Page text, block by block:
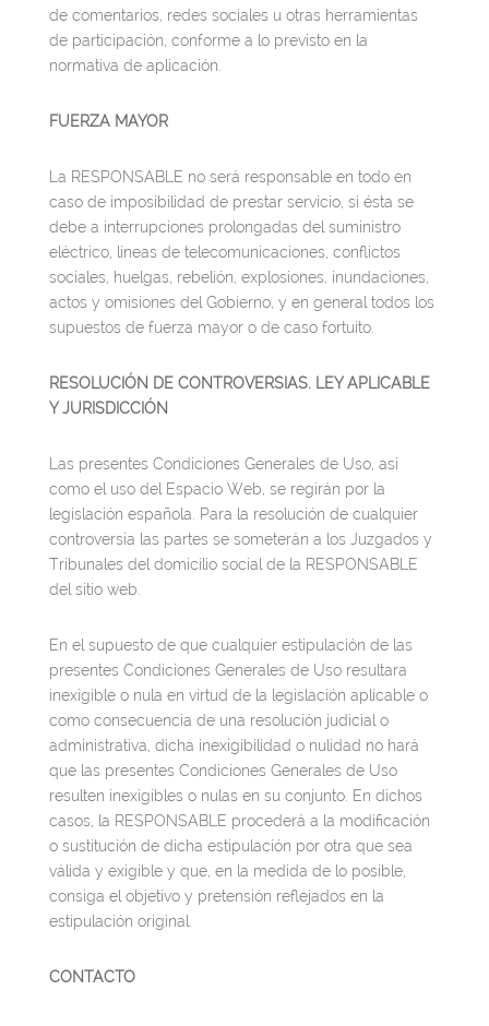
de comentarios, redes sociales u otras herramientas
de participación, conforme a lo previsto en la
normativa de aplicación.
FUERZA MAYOR
La RESPONSABLE no será responsable en todo en
caso de imposibilidad de prestar servicio, si ésta se
debe a interrupciones prolongadas del suministro
eléctrico, líneas de telecomunicaciones, conflictos
sociales, huelgas, rebelión, explosiones, inundaciones,
actos y omisiones del Gobierno, y en general todos los
supuestos de fuerza mayor o de caso fortuito.
RESOLUCIÓN DE CONTROVERSIAS. LEY APLICABLE
Y JURISDICCIÓN
Las presentes Condiciones Generales de Uso, así
como el uso del Espacio Web, se regirán por la
legislación española. Para la resolución de cualquier
controversia las partes se someterán a los Juzgados y
Tribunales del domicilio social de la RESPONSABLE
del sitio web.
En el supuesto de que cualquier estipulación de las
presentes Condiciones Generales de Uso resultara
inexigible o nula en virtud de la legislación aplicable o
como consecuencia de una resolución judicial o
administrativa, dicha inexigibilidad o nulidad no hará
que las presentes Condiciones Generales de Uso
resulten inexigibles o nulas en su conjunto. En dichos
casos, la RESPONSABLE procederá a la modificación
o sustitución de dicha estipulación por otra que sea
válida y exigible y que, en la medida de lo posible,
consiga el objetivo y pretensión reflejados en la
estipulación original.
CONTACTO